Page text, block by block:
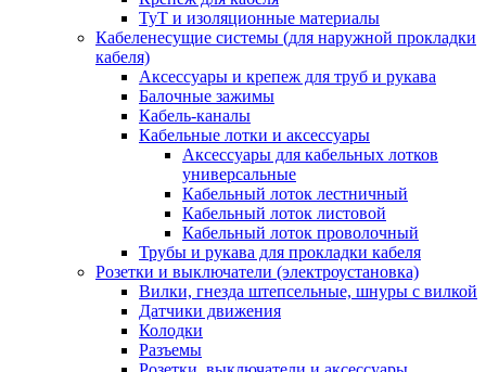
ТуТ и изоляционные материалы
Кабеленесущие системы (для наружной прокладки
кабеля)
Аксессуары и крепеж для труб и рукава
Балочные зажимы
Кабель-каналы
Кабельные лотки и аксессуары
Аксессуары для кабельных лотков
универсальные
Кабельный лоток лестничный
Кабельный лоток листовой
Кабельный лоток проволочный
Трубы и рукава для прокладки кабеля
Розетки и выключатели (электроустановка)
Вилки, гнезда штепсельные, шнуры с вилкой
Датчики движения
Колодки
Разъемы